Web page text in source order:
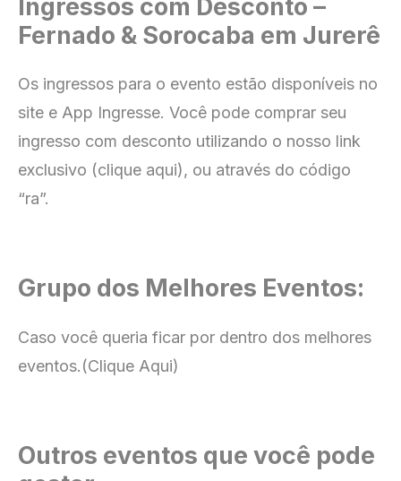
Ingressos com Desconto –
Fernado & Sorocaba em Jurerê
Os ingressos para o evento estão disponíveis no
site e App Ingresse. Você pode comprar seu
ingresso com desconto utilizando o nosso link
exclusivo (clique aqui), ou através do código
“ra”.
Grupo dos Melhores Eventos:
Caso você queria ficar por dentro dos melhores
eventos.(Clique Aqui)
Outros eventos que você pode